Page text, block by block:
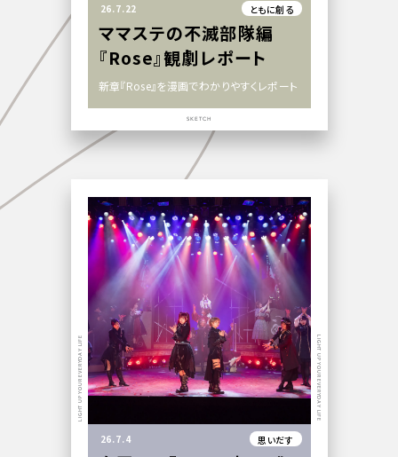
26.7.22 ともに創る
ママステの不滅部隊編
『Rose』観劇レポート
新章『Rose』を漫画でわかりやすくレポート
SKETCH
26.7.4 思いだす
LIGHT UP YOUR EVERYDAY LIFE LIGHT UP YOUR EVERYDAY LIFE